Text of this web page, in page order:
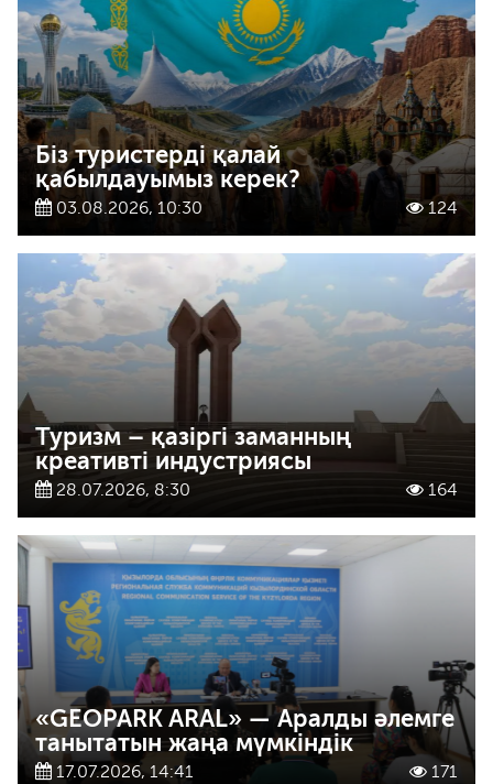
Біз туристерді қалай
қабылдауымыз керек?
03.08.2026, 10:30 124
Туризм – қазіргі заманның
креативті индустриясы
28.07.2026, 8:30 164
«GEOPARK ARAL» — Аралды әлемге
танытатын жаңа мүмкіндік
17.07.2026, 14:41 171